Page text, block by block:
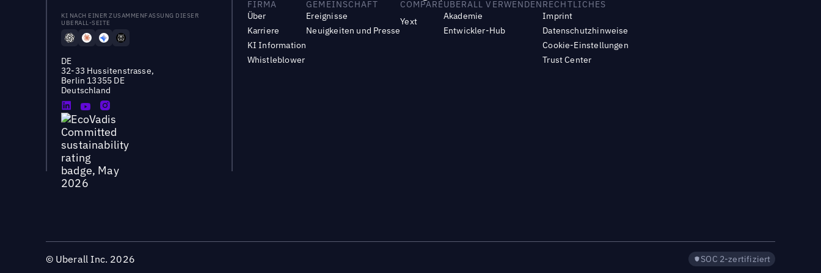
KI NACH EINER ZUSAMMENFASSUNG DIESER
UBERALL-SEITE
DE
32-33 Hussitenstrasse,
Berlin 13355 DE
Deutschland
FIRMA
Über
Karriere
KI Information
Whistleblower
GEMEINSCHAFT
Ereignisse
Neuigkeiten und Presse
COMPARE
Yext
UBERALL VERWENDEN
Akademie
Entwickler-Hub
RECHTLICHES
Imprint
Datenschutzhinweise
Cookie-Einstellungen
Trust Center
© Uberall Inc. 2026 SOC 2-zertifiziert